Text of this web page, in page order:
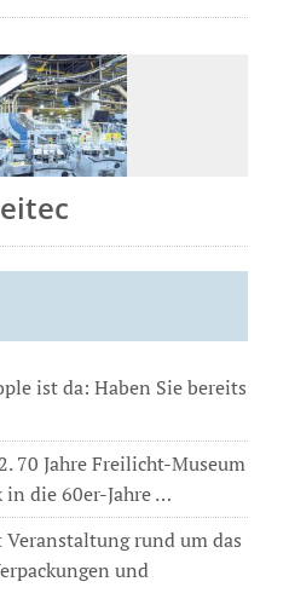
ist da: Haben Sie bereits
70 Jahre Freilicht-Museum
in die 60er-Jahre …
rund um das
und